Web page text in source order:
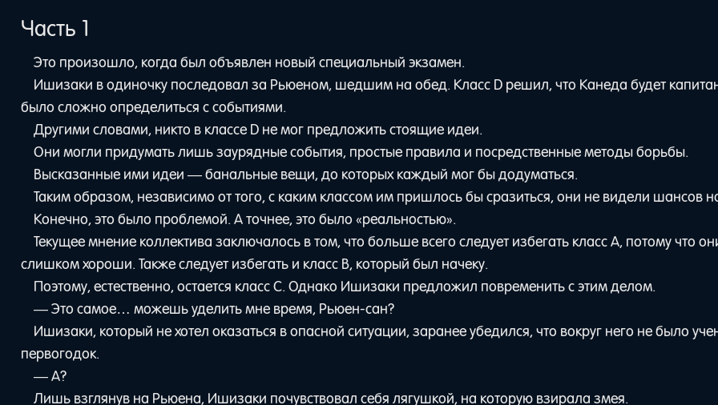
Часть 1
Это произошло, когда был объявлен новый специальный экзамен.
Ишизаки в одиночку последовал за Рьюеном, шедшим на обед. Класс D решил, что Канеда будет
было сложно определиться с событиями.
Другими словами, никто в классе D не мог предложить стоящие идеи.
Они могли придумать лишь заурядные события, простые правила и посредственные методы борьбы.
Высказанные ими идеи — банальные вещи, до которых каждый мог бы додуматься.
Таким образом, независимо от того, с каким классом им пришлось бы сразиться, они не видели шансов
Конечно, это было проблемой. А точнее, это было «реальностью».
Текущее мнение коллектива заключалось в том, что больше всего следует избегать класс A, потому что
слишком хороши. Также следует избегать и класс B, который был начеку.
Поэтому, естественно, остается класс С. Однако Ишизаки предложил повременить с этим делом.
— Это самое… можешь уделить мне время, Рьюен-сан?
Ишизаки, который не хотел оказаться в опасной ситуации, заранее убедился, что вокруг него не было
первогодок.
— А?
Лишь взглянув на Рьюена, Ишизаки почувствовал себя лягушкой, на которую взирала змея.